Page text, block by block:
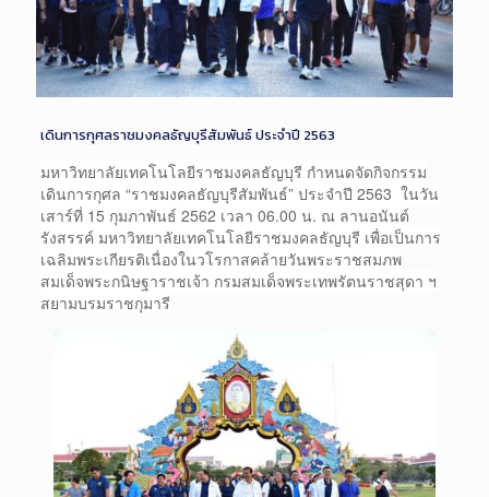
เดินการกุศลราชมงคลธัญบุรีสัมพันธ์ ประจำปี 2563
มหาวิทยาลัยเทคโนโลยีราชมงคลธัญบุรี กำหนดจัดกิจกรรม
เดินการกุศล “ราชมงคลธัญบุรีสัมพันธ์” ประจำปี 2563 ในวัน
เสาร์ที่ 15 กุมภาพันธ์ 2562 เวลา 06.00 น. ณ ลานอนันต์
รังสรรค์ มหาวิทยาลัยเทคโนโลยีราชมงคลธัญบุรี เพื่อเป็นการ
เฉลิมพระเกียรติเนื่องในวโรกาสคล้ายวันพระราชสมภพ
สมเด็จพระกนิษฐาราชเจ้า กรมสมเด็จพระเทพรัตนราชสุดา ฯ
สยามบรมราชกุมารี